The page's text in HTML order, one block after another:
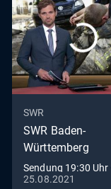
SWR
SWR Baden-
Württemberg
Sendung 19:30 Uhr
25.8.2021
25.08.2021